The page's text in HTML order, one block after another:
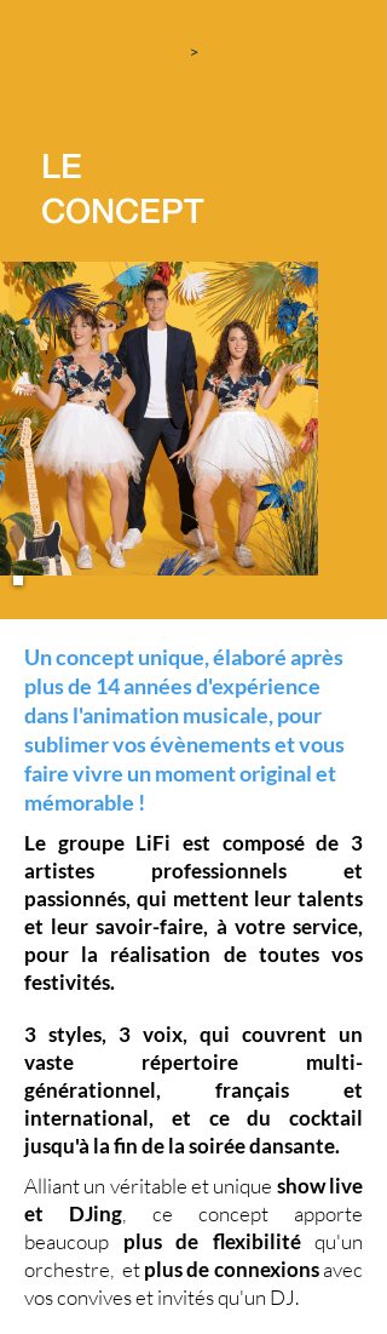
>
LE
CONCEPT
Un concept unique, élaboré après
plus de 14 années d'expérience
dans l'animation musicale, pour
sublimer vos évènements et vous
faire vivre un moment original et
mémorable !
Le groupe LiFi est composé de 3
artistes professionnels et
passionnés, qui mettent leur talents
et leursavoir-faire, à votre service,
pour la réalisation de toutes vos
festivités.
3 styles, 3 voix, qui couvrent un
vaste répertoire multi-
générationnel,
français et
international, et ce du cocktail
jusqu'à la fin de la soirée dansante.
Alliant un véritable et unique show live
et DJing
ce concept apporte
beaucoup plus de flexibilitéqu'un
orchestre, etplus de connexionsavec
vos convives et invités qu'un DJ.